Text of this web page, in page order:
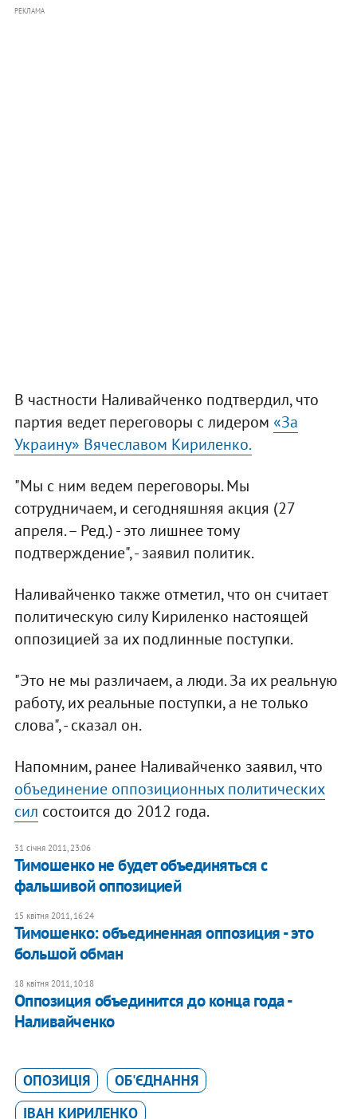
РЕКЛАМА
В частности Наливайченко подтвердил, что
партия ведет переговоры с лидером «За
Украину» Вячеславом Кириленко.
"Мы с ним ведем переговоры. Мы
сотрудничаем, и сегодняшняя акция (27
апреля. – Ред.) - это лишнее тому
подтверждение", - заявил политик.
Наливайченко также отметил, что он считает
политическую силу Кириленко настоящей
оппозицией за их подлинные поступки.
"Это не мы различаем, а люди. За их реальную
работу, их реальные поступки, а не только
слова", - сказал он.
Напомним, ранее Наливайченко заявил, что
объединение оппозиционных политических
сил состоится до 2012 года.
31 січня 2011, 23:06
Тимошенко не будет объединяться с
фальшивой оппозицией
15 квітня 2011, 16:24
Тимошенко: объединенная оппозиция - это
большой обман
18 квітня 2011, 10:18
​Оппозиция объединится до конца года -
Наливайченко
ОПОЗИЦІЯ
ОБ'ЄДНАННЯ
ІВАН КИРИЛЕНКО